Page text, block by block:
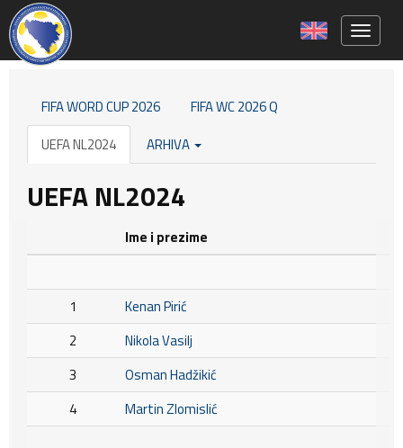
FIFA WORD CUP 2026
FIFA WC 2026 Q
UEFA NL2024
ARHIVA
UEFA NL2024
Ime i prezime
1
Kenan Pirić
2
Nikola Vasilj
3
Osman Hadžikić
4
Martin Zlomislić